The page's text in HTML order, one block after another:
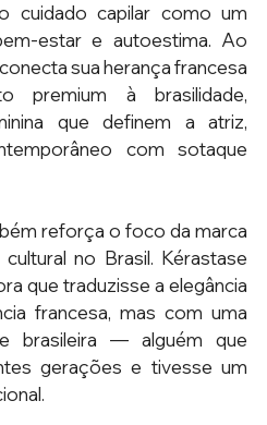
cuidado capilar como um
estar e autoestima. Ao
sua herança francesa
premium à brasilidade,
que definem a atriz,
com sotaque
reforça o foco da marca
no Brasil. Kérastase
que traduzisse a elegância
francesa, mas com uma
brasileira — alguém que
gerações e tivesse um